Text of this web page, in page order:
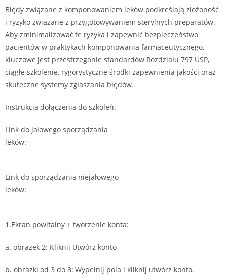
Błędy związane z komponowaniem leków podkreślają złożoność
i ryzyko związane z przygotowywaniem sterylnych preparatów.
Aby zminimalizować te ryzyka i zapewnić bezpieczeństwo
pacjentów w praktykach komponowania farmaceutycznego,
kluczowe jest przestrzeganie standardów Rozdziału 797 USP,
ciągłe szkolenie, rygorystyczne środki zapewnienia jakości oraz
skuteczne systemy zgłaszania błędów.
Instrukcja dołączenia do szkoleń:
Link do jałowego sporządzania
leków:
Link do sporządzania niejałowego
leków:
1.Ekran powitalny + tworzenie konta:
a. obrazek 2: Kliknij Utwórz konto
b. obrazki od 3 do 8: Wypełnij pola i kliknij utwórz konto.